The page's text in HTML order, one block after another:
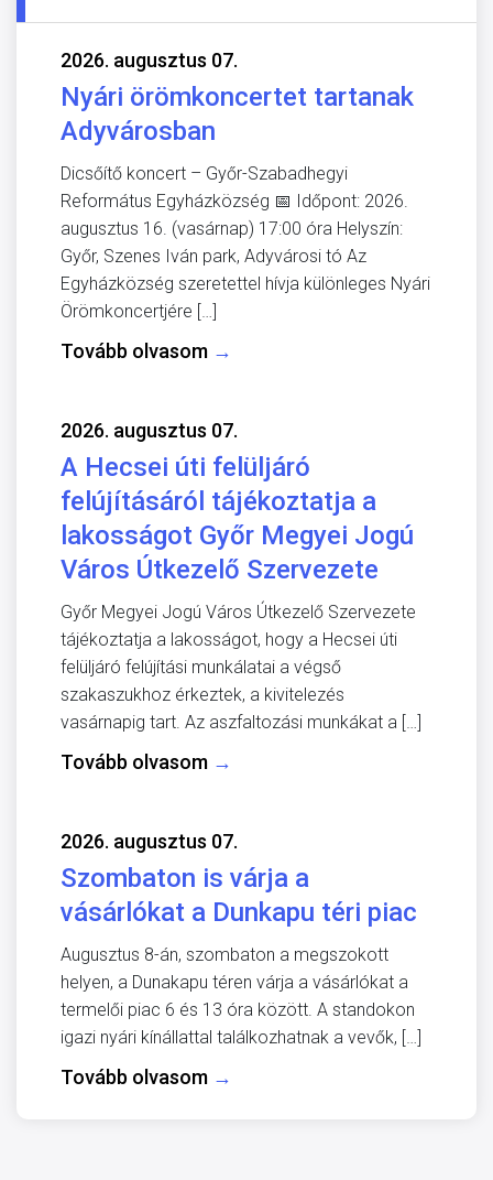
2026. augusztus 07.
Nyári örömkoncertet tartanak
Adyvárosban
Dicsőítő koncert – Győr-Szabadhegyi
Református Egyházközség 📅 Időpont: 2026.
augusztus 16. (vasárnap) 17:00 óra Helyszín:
Győr, Szenes Iván park, Adyvárosi tó Az
Egyházközség szeretettel hívja különleges Nyári
Örömkoncertjére […]
Tovább olvasom →
2026. augusztus 07.
A Hecsei úti felüljáró
felújításáról tájékoztatja a
lakosságot Győr Megyei Jogú
Város Útkezelő Szervezete
Győr Megyei Jogú Város Útkezelő Szervezete
tájékoztatja a lakosságot, hogy a Hecsei úti
felüljáró felújítási munkálatai a végső
szakaszukhoz érkeztek, a kivitelezés
vasárnapig tart. Az aszfaltozási munkákat a […]
Tovább olvasom →
2026. augusztus 07.
Szombaton is várja a
vásárlókat a Dunkapu téri piac
Augusztus 8-án, szombaton a megszokott
helyen, a Dunakapu téren várja a vásárlókat a
termelői piac 6 és 13 óra között. A standokon
igazi nyári kínállattal találkozhatnak a vevők, […]
Tovább olvasom →